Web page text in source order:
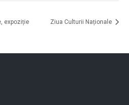
expoziție Ziua Culturii Naționale